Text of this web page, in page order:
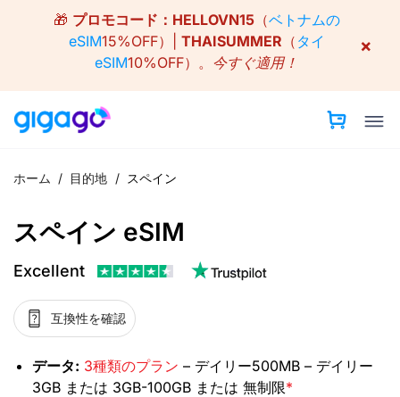
🎁 プロモコード： HELLOVN15（ベトナムの
eSIM15%OFF）| THAISUMMER （ タイ
eSIM10%OFF）。 今すぐ適用！
×
ホーム / 目的地 / スペイン
スペイン eSIM
Excellent
互換性を確認
データ: 3種類のプラン – デイリー500MB – デイリー
3GB または 3GB-100GB または 無制限*